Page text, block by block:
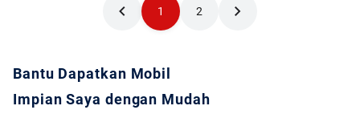
1 2
Bantu Dapatkan Mobil
Impian Saya dengan Mudah